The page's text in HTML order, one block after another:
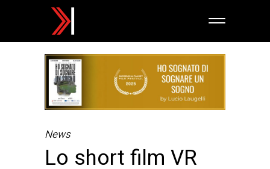
News
Lo short film VR